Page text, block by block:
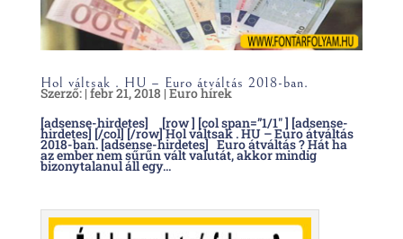
Hol váltsak . HU – Euro átváltás 2018-ban.
Szerző:|febr 21, 2018 |Euro hírek
[adsense-hirdetes] [row ] [col span=”1/1″ ] [adsense-
hirdetes] [/col] [/row] Hol váltsak . HU – Euro átváltás
2018-ban. [adsense-hirdetes] Euro átváltás ? Hát ha
az ember nem sűrűn vált valutát, akkor mindig
bizonytalanul áll egy...